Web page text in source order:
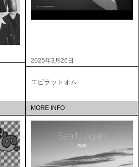
2025年3月26日
エピラットオム
MORE INFO